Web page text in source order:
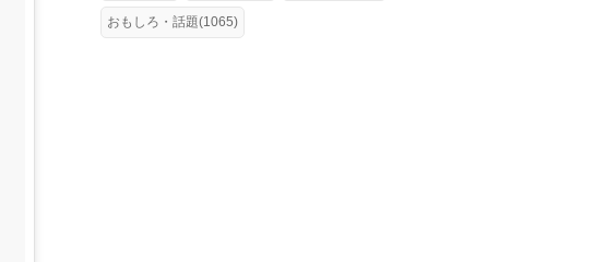
おもしろ・話題(1065)